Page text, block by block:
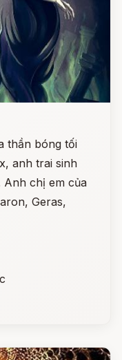
thần bóng tối
anh trai sinh
Anh chị em của
Geras,